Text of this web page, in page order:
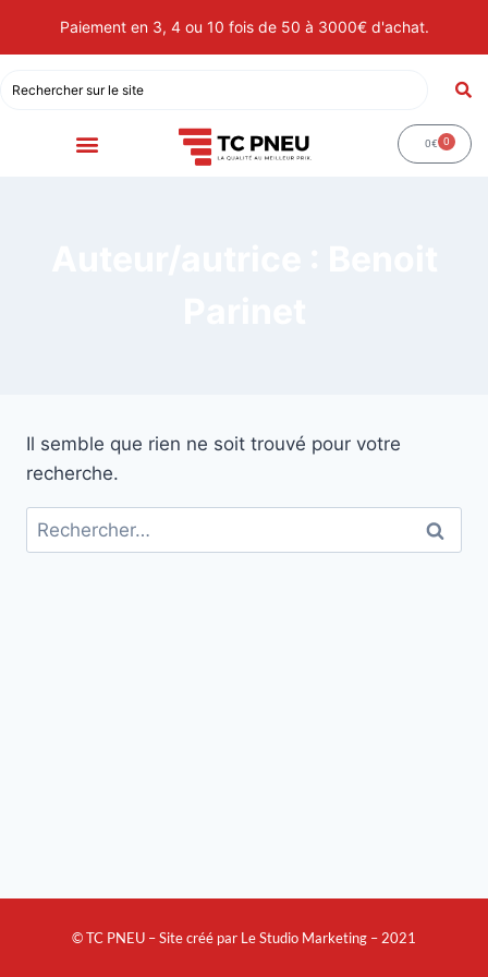
Paiement en 3, 4 ou 10 fois de 50 à 3000€ d'achat.
0€ 0
Il semble que rien ne soit trouvé pour votre
recherche.
© TC PNEU – Site créé par Le Studio Marketing – 2021